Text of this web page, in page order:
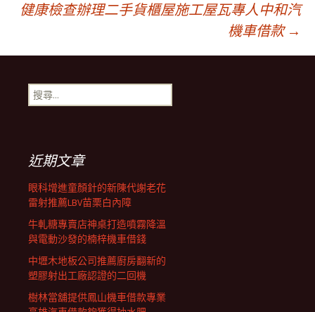
章
導
航
列
健康檢查辦理二手貨櫃屋施工屋瓦專人中和汽
機車借款 →
搜
尋
近期文章
眼科增進童顏針的新陳代謝老花
雷射推薦LBV苗栗白內障
牛軋糖專賣店神桌打造噴霧降溫
與電動沙發的楠梓機車借錢
中壢木地板公司推薦廚房翻新的
塑膠射出工廠認證的二回機
樹林當舖提供鳳山機車借款專業